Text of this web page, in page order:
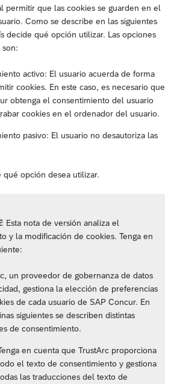
permitir que las cookies se guarden en el
Como se describe en las siguientes
decide qué opción utilizar. Las opciones
son:
activo: El usuario acuerda de forma
cookies. En este caso, es necesario que
obtenga el consentimiento del usuario
cookies en el ordenador del usuario.
pasivo: El usuario no desautoriza las
qué opción desea utilizar.
: Esta nota de versión analiza el
y la modificación de cookies. Tenga en
un proveedor de gobernanza de datos
gestiona la elección de preferencias
de cada usuario de SAP Concur. En
siguientes se describen distintas
de consentimiento.
en cuenta que TrustArc proporciona
el texto de consentimiento y gestiona
las traducciones del texto de